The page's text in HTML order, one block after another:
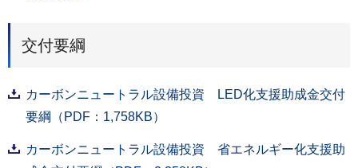
交付要綱
カーボンニュートラル設備投資 LED化支援助成金交付
要綱（PDF：1,758KB）
カーボンニュートラル設備投資 省エネルギー化支援助